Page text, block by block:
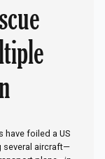
have foiled a US
several aircraft—